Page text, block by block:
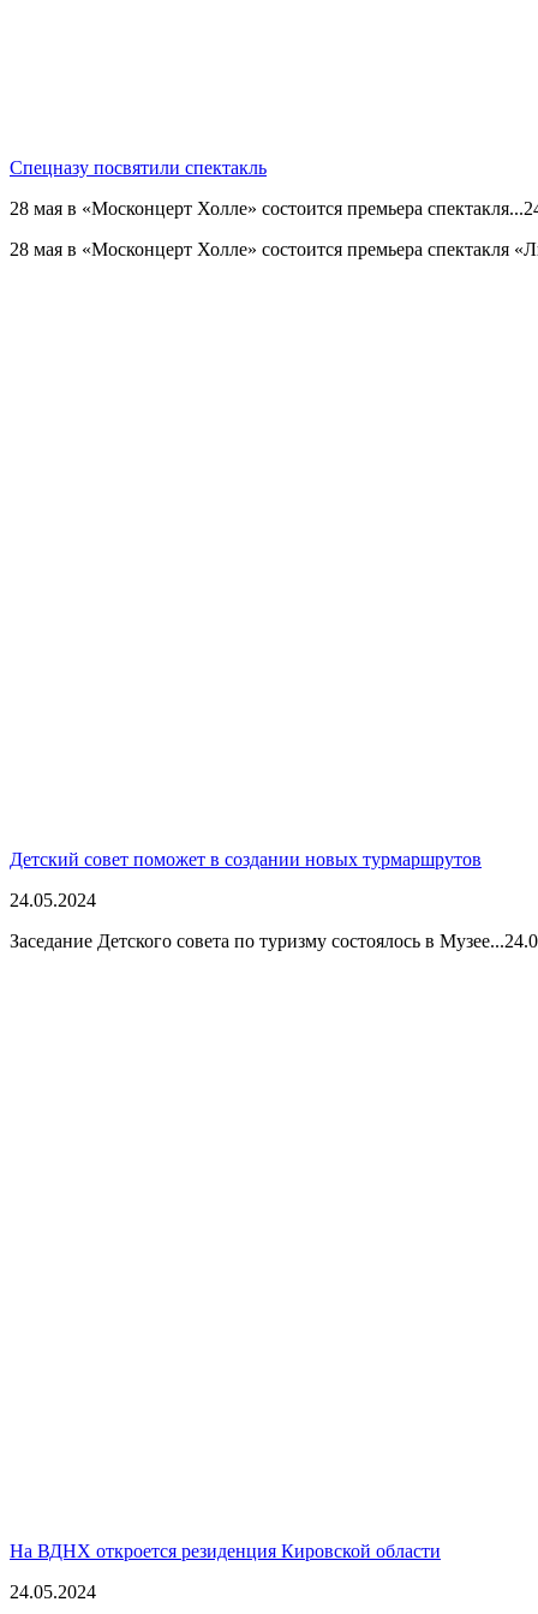
Спецназу посвятили спектакль
28 мая в «Москонцерт Холле» состоится премьера спектакля...
28 мая в «Москонцерт Холле» состоится премьера спектакля
Детский совет поможет в создании новых турмаршрутов
24.05.2024
Заседание Детского совета по туризму состоялось в Музее...
На ВДНХ откроется резиденция Кировской области
24.05.2024